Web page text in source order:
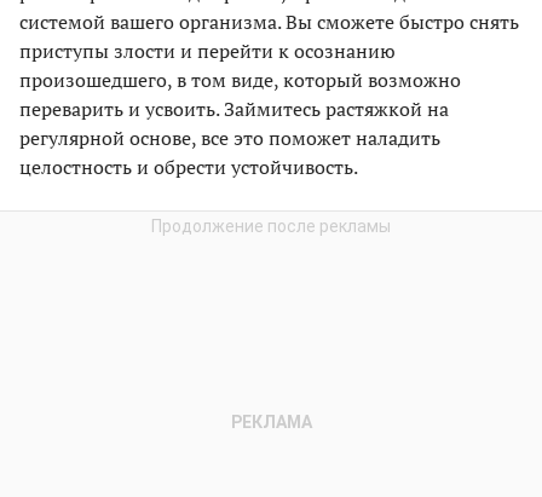
системой вашего организма. Вы сможете быстро снять
приступы злости и перейти к осознанию
произошедшего, в том виде, который возможно
переварить и усвоить. Займитесь растяжкой на
регулярной основе, все это поможет наладить
целостность и обрести устойчивость.